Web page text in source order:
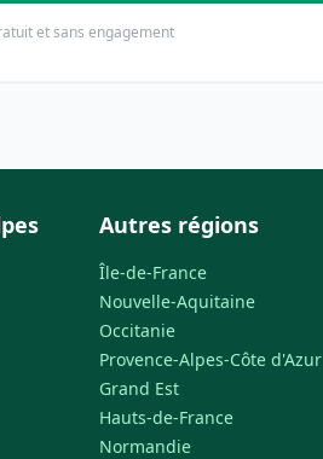
et sans engagement
Autres régions
Île-de-France
Nouvelle-Aquitaine
Occitanie
Provence-Alpes-Côte d'Azur
Grand Est
Hauts-de-France
Normandie